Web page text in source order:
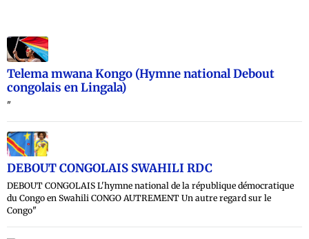
Telema mwana Kongo (Hymne national Debout
congolais en Lingala)
"
DEBOUT CONGOLAIS SWAHILI RDC
DEBOUT CONGOLAIS L'hymne national de la république démocratique
du Congo en Swahili CONGO AUTREMENT Un autre regard sur le
Congo"